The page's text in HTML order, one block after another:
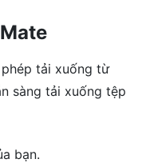
tải xuống từ
sàng tải xuống tệp
bạn.